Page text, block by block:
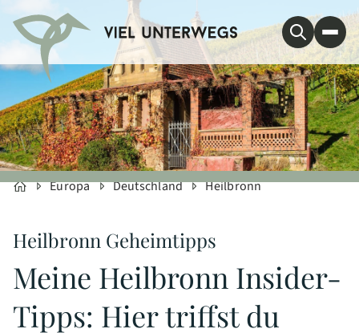
Europa Deutschland Heilbronn
Heilbronn Geheimtipps
Meine Heilbronn Insider-
Tipps: Hier triffst du